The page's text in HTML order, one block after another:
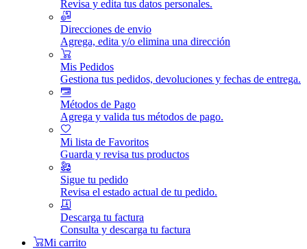
Revisa y edita tus datos personales.
Direcciones de envio
Agrega, edita y/o elimina una dirección
Mis Pedidos
Gestiona tus pedidos, devoluciones y fechas de entrega.
Métodos de Pago
Agrega y valida tus métodos de pago.
Mi lista de Favoritos
Guarda y revisa tus productos
Sigue tu pedido
Revisa el estado actual de tu pedido.
Descarga tu factura
Consulta y descarga tu factura
Mi carrito